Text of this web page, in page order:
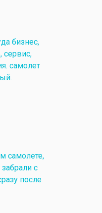
бизнес,
сервис,
самолет
самолете,
с
после